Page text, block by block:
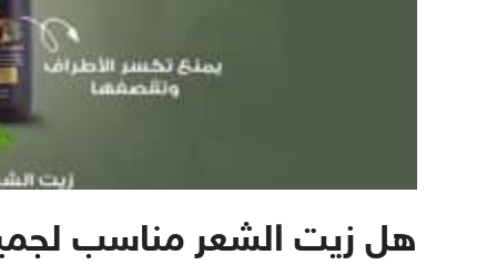
هل زيت الشعر مناسب